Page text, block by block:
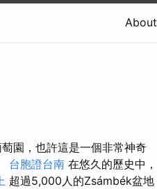
About
園，也許這是一個非常神奇
台胞證台南 在悠久的歷史中，
超過5,000人的Zsámbék盆地